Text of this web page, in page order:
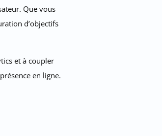
Que vous
d’objectifs
et à coupler
en ligne.